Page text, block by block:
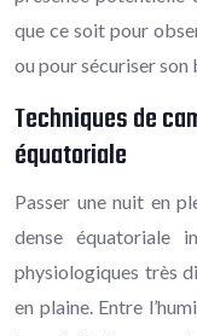
que ce soit pour
ou pour sécuriser
Techniques de
équatoriale
Passer une nuit en
dense équatoriale
physiologiques très
en plaine. Entre